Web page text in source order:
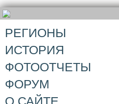
РЕГИОНЫ
ИСТОРИЯ
ФОТООТЧЕТЫ
ФОРУМ
О САЙТЕ